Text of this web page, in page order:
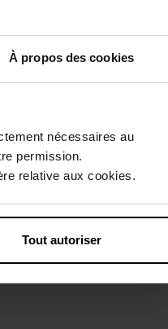
À propos des cookies
nécessaires au
permission.
relative aux cookies.
Tout autoriser